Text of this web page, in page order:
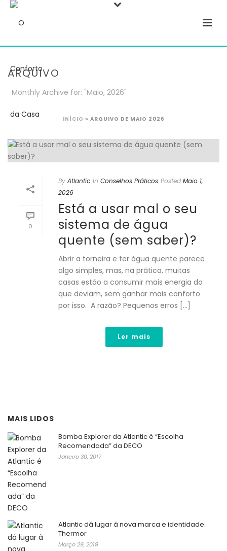
ARQUIVO
Monthly Archive for: "Maio, 2026"
INÍCIO » ARQUIVO DE MAIO 2026
0
By Atlantic In Conselhos Práticos Posted Maio 1,
2026
Está a usar mal o seu
sistema de água
quente (sem saber)?
Abrir a torneira e ter água quente parece
algo simples, mas, na prática, muitas
casas estão a consumir mais energia do
que deviam, sem ganhar mais conforto
por isso. A razão? Pequenos erros [...]
Ler mais
MAIS LIDOS
Bomba Explorer da Atlantic é “Escolha
Recomendada” da DECO
Janeiro 30, 2017
Atlantic dá lugar à nova marca e identidade:
Thermor
Março 29, 2019